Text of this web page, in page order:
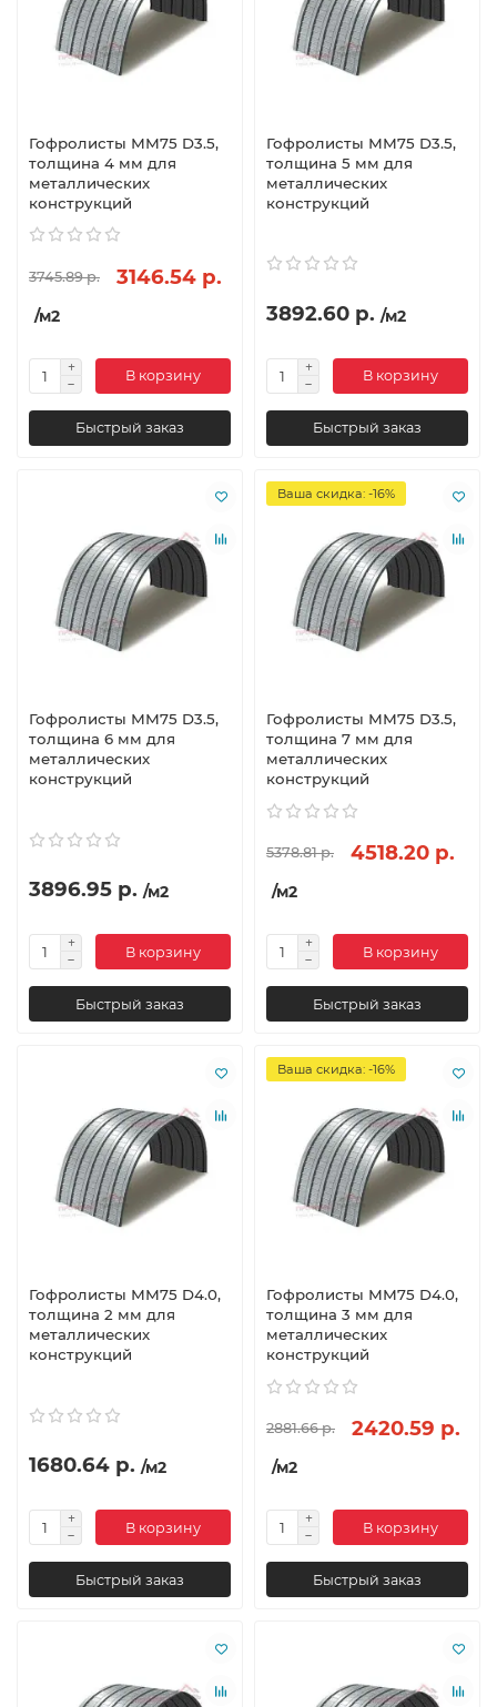
Гофролисты ММ75 D3.5,
толщина 4 мм для
металлических
конструкций
3745.89 р. 3146.54 р.
/м2
В корзину
Быстрый заказ
Гофролисты ММ75 D3.5,
толщина 5 мм для
металлических
конструкций
3892.60 р. /м2
В корзину
Быстрый заказ
Гофролисты ММ75 D3.5,
толщина 6 мм для
металлических
конструкций
3896.95 р. /м2
В корзину
Быстрый заказ
Ваша скидка: -16%
Гофролисты ММ75 D3.5,
толщина 7 мм для
металлических
конструкций
5378.81 р. 4518.20 р.
/м2
В корзину
Быстрый заказ
Гофролисты ММ75 D4.0,
толщина 2 мм для
металлических
конструкций
1680.64 р. /м2
В корзину
Быстрый заказ
Ваша скидка: -16%
Гофролисты ММ75 D4.0,
толщина 3 мм для
металлических
конструкций
2881.66 р. 2420.59 р.
/м2
В корзину
Быстрый заказ